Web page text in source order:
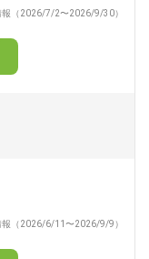
報（2026/7/2〜2026/9/30）
報（2026/6/11〜2026/9/9）